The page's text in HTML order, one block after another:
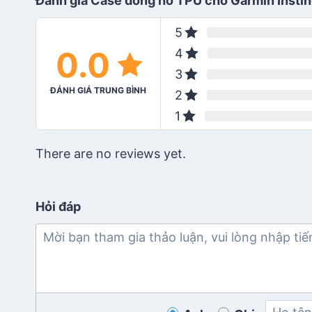
0.0
ĐÁNH GIÁ TRUNG BÌNH
5
4
3
2
1
There are no reviews yet.
Hỏi đáp